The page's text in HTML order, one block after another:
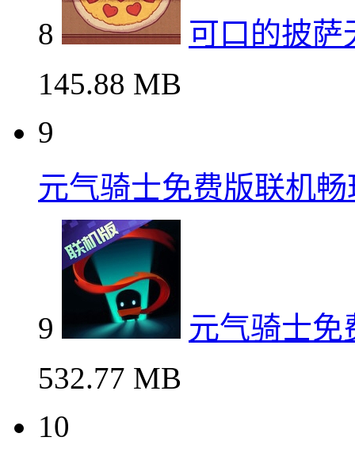
8
可口的披萨
145.88 MB
9
元气骑士免费版联机
9
元气骑士免
532.77 MB
10